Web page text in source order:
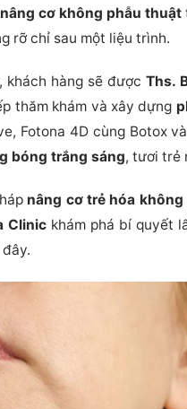
nâng cơ không phẫu thuật
rỡ chỉ sau một liệu trình.
, khách hàng sẽ đượcThs.
thăm khám và xây dựng
Fotona 4D cùng Botox
bóng trắng sáng, tươi trẻ
nâng cơ trẻ hóa
Clinic khám phá bí quyết